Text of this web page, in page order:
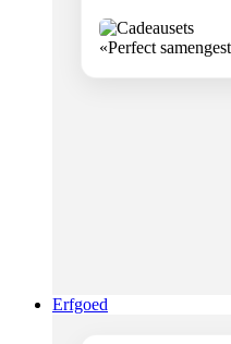
«Perfect
Erfgoed